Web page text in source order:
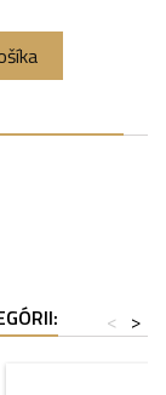
>
<